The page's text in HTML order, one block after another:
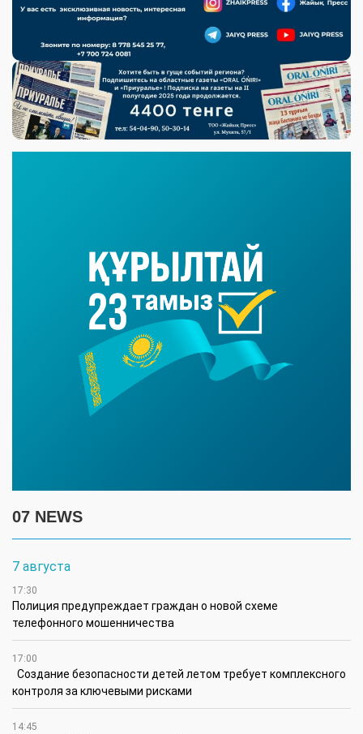
07 NEWS
7 августа
17:30
Полиция предупреждает граждан о новой схеме
телефонного мошенничества
17:00
Создание безопасности детей летом требует комплексного
контроля за ключевыми рисками
14:45